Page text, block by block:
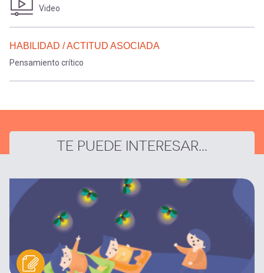
Video
HABILIDAD / ACTITUD ASOCIADA
Pensamiento crítico
TE PUEDE INTERESAR...